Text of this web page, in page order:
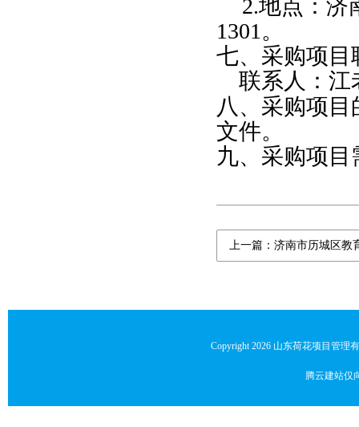
2.地点： 济
1301 。
七、采购项目
联系人：江
八、采购项
文件。
九、采购项
上一篇：济南市历城区教
Copyright2026 山东荷花项目管理
腾云建站仅